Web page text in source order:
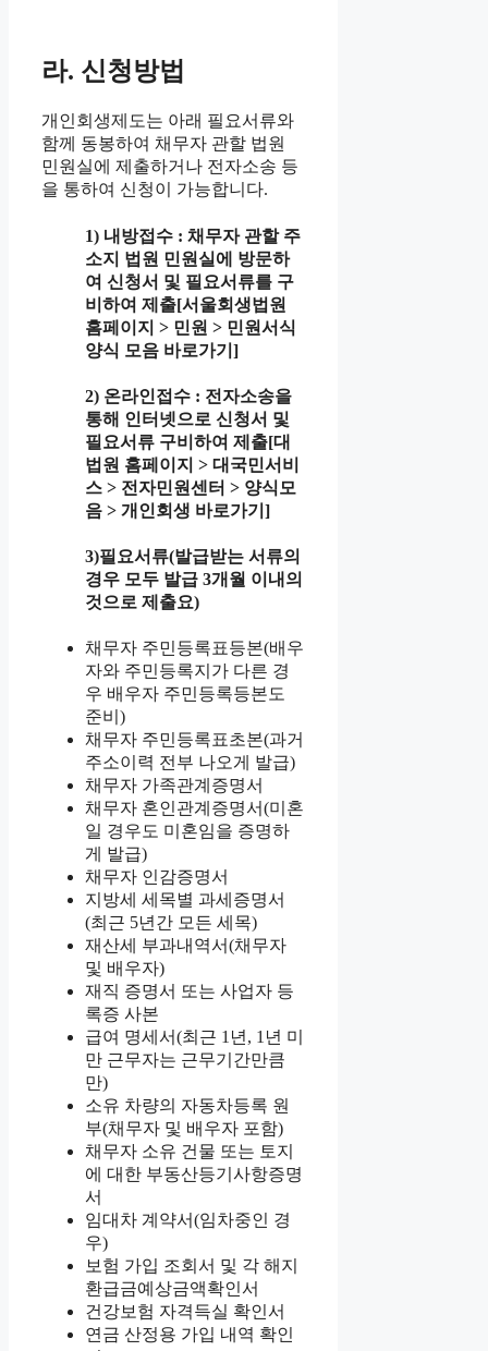
라. 신청방법
개인회생제도는 아래 필요서류와
함께 동봉하여 채무자 관할 법원
민원실에 제출하거나 전자소송 등
을 통하여 신청이 가능합니다.
1) 내방접수 : 채무자 관할 주
소지 법원 민원실에 방문하
여 신청서 및 필요서류를 구
비하여 제출[서울회생법원
홈페이지 > 민원 > 민원서식
양식 모음 바로가기]
2) 온라인접수 : 전자소송을
통해 인터넷으로 신청서 및
필요서류 구비하여 제출[대
법원 홈페이지 > 대국민서비
스 > 전자민원센터 > 양식모
음 > 개인회생 바로가기]
3)필요서류(발급받는 서류의
경우 모두 발급 3개월 이내의
것으로 제출요)
채무자 주민등록표등본(배우
자와 주민등록지가 다른 경
우 배우자 주민등록등본도
준비)
채무자 주민등록표초본(과거
주소이력 전부 나오게 발급)
채무자 가족관계증명서
채무자 혼인관계증명서(미혼
일 경우도 미혼임을 증명하
게 발급)
채무자 인감증명서
지방세 세목별 과세증명서
(최근 5년간 모든 세목)
재산세 부과내역서(채무자
및 배우자)
재직 증명서 또는 사업자 등
록증 사본
급여 명세서(최근 1년, 1년 미
만 근무자는 근무기간만큼
만)
소유 차량의 자동차등록 원
부(채무자 및 배우자 포함)
채무자 소유 건물 또는 토지
에 대한 부동산등기사항증명
서
임대차 계약서(임차중인 경
우)
보험 가입 조회서 및 각 해지
환급금예상금액확인서
건강보험 자격득실 확인서
연금 산정용 가입 내역 확인